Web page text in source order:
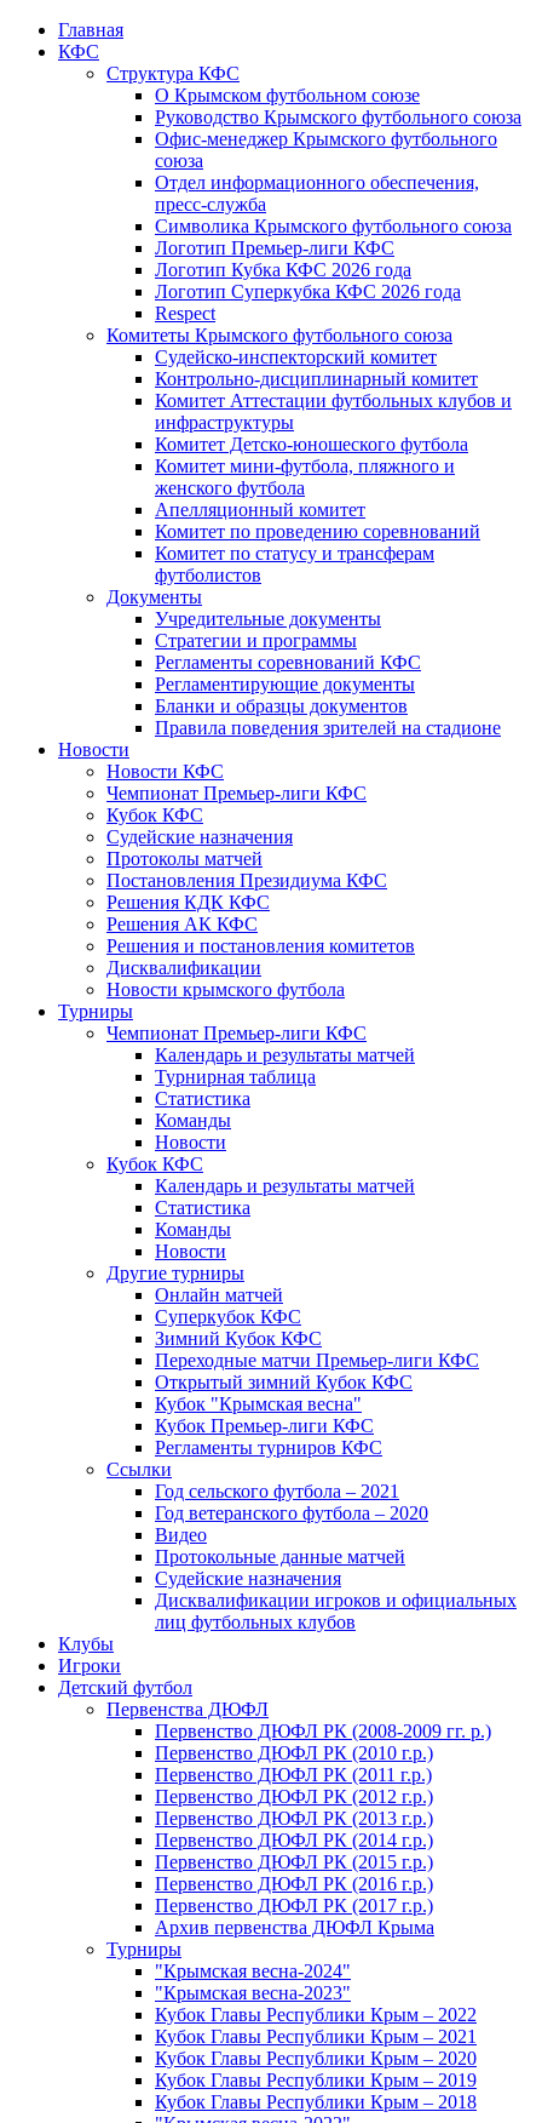
Главная
КФС
Структура КФС
О Крымском футбольном союзе
Руководство Крымского футбольного союза
Офис-менеджер Крымского футбольного
союза
Отдел информационного обеспечения,
пресс-служба
Символика Крымского футбольного союза
Логотип Премьер-лиги КФС
Логотип Кубка КФС 2026 года
Логотип Суперкубка КФС 2026 года
Respect
Комитеты Крымского футбольного союза
Судейско-инспекторский комитет
Контрольно-дисциплинарный комитет
Комитет Аттестации футбольных клубов и
инфраструктуры
Комитет Детско-юношеского футбола
Комитет мини-футбола, пляжного и
женского футбола
Апелляционный комитет
Комитет по проведению соревнований
Комитет по статусу и трансферам
футболистов
Документы
Учредительные документы
Стратегии и программы
Регламенты соревнований КФС
Регламентирующие документы
Бланки и образцы документов
Правила поведения зрителей на стадионе
Новости
Новости КФС
Чемпионат Премьер-лиги КФС
Кубок КФС
Судейские назначения
Протоколы матчей
Постановления Президиума КФС
Решения КДК КФС
Решения АК КФС
Решения и постановления комитетов
Дисквалификации
Новости крымского футбола
Турниры
Чемпионат Премьер-лиги КФС
Календарь и результаты матчей
Турнирная таблица
Статистика
Команды
Новости
Кубок КФС
Календарь и результаты матчей
Статистика
Команды
Новости
Другие турниры
Онлайн матчей
Суперкубок КФС
Зимний Кубок КФС
Переходные матчи Премьер-лиги КФС
Открытый зимний Кубок КФС
Кубок "Крымская весна"
Кубок Премьер-лиги КФС
Регламенты турниров КФС
Ссылки
Год сельского футбола – 2021
Год ветеранского футбола – 2020
Видео
Протокольные данные матчей
Судейские назначения
Дисквалификации игроков и официальных
лиц футбольных клубов
Клубы
Игроки
Детский футбол
Первенства ДЮФЛ
Первенство ДЮФЛ РК (2008-2009 гг. р.)
Первенство ДЮФЛ РК (2010 г.р.)
Первенство ДЮФЛ РК (2011 г.р.)
Первенство ДЮФЛ РК (2012 г.р.)
Первенство ДЮФЛ РК (2013 г.р.)
Первенство ДЮФЛ РК (2014 г.р.)
Первенство ДЮФЛ РК (2015 г.р.)
Первенство ДЮФЛ РК (2016 г.р.)
Первенство ДЮФЛ РК (2017 г.р.)
Архив первенства ДЮФЛ Крыма
Турниры
"Крымская весна-2024"
"Крымская весна-2023"
Кубок Главы Республики Крым – 2022
Кубок Главы Республики Крым – 2021
Кубок Главы Республики Крым – 2020
Кубок Главы Республики Крым – 2019
Кубок Главы Республики Крым – 2018